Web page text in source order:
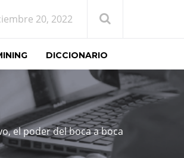
20, 2022
DICCIONARIO
el poder del boca a boca